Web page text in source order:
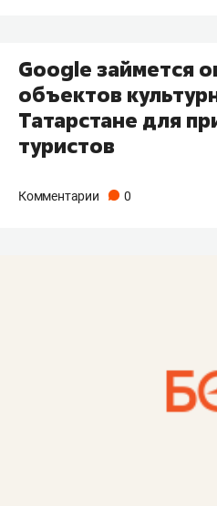
​Google займется
объектов
Татарстане для
туристов
Комментарии 0